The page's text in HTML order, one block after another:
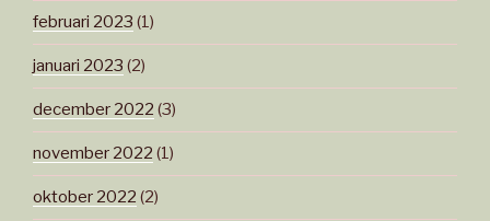
februari 2023 (1)
januari 2023 (2)
december 2022 (3)
november 2022 (1)
oktober 2022 (2)